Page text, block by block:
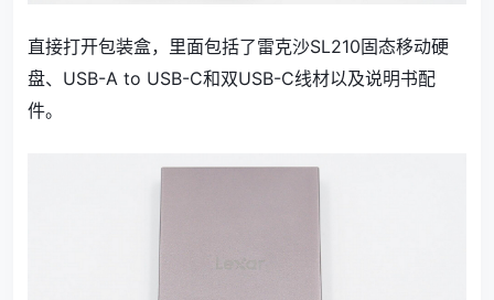
直接打开包装盒，里面包括了雷克沙SL210固态移动硬
盘、USB-A to USB-C和双USB-C线材以及说明书配
件。